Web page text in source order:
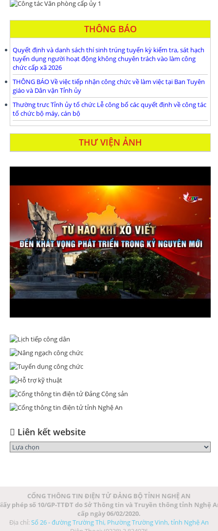
THÔNG BÁO
Quyết định và danh sách thí sinh trúng tuyển kỳ kiểm tra, sát hạch
tuyển dụng người hoạt động không chuyên trách vào làm công
chức cấp xã 2026
THÔNG BÁO Về việc tiếp nhận công chức về làm việc tại Ban Tuyên
giáo và Dân vận Tỉnh ủy
Thường trưc Tỉnh ủy tổ chức Lễ công bố các quyết định về công tác
tổ chức bộ máy, cán bộ
THƯ VIỆN ẢNH
Liên kết website
CỔNG THÔNG TIN ĐIỆN TỬ ĐẢNG BỘ TỈNH NGHỆ AN
phép số 10/GP-TTĐT do Sở Thông tin và Truyền thông tỉnh Nghệ
cấp ngày 06/02/2020.
Địa chỉ: Số 26 - đường Trường Thi, Phường Trường Vinh, tỉnh Nghệ An